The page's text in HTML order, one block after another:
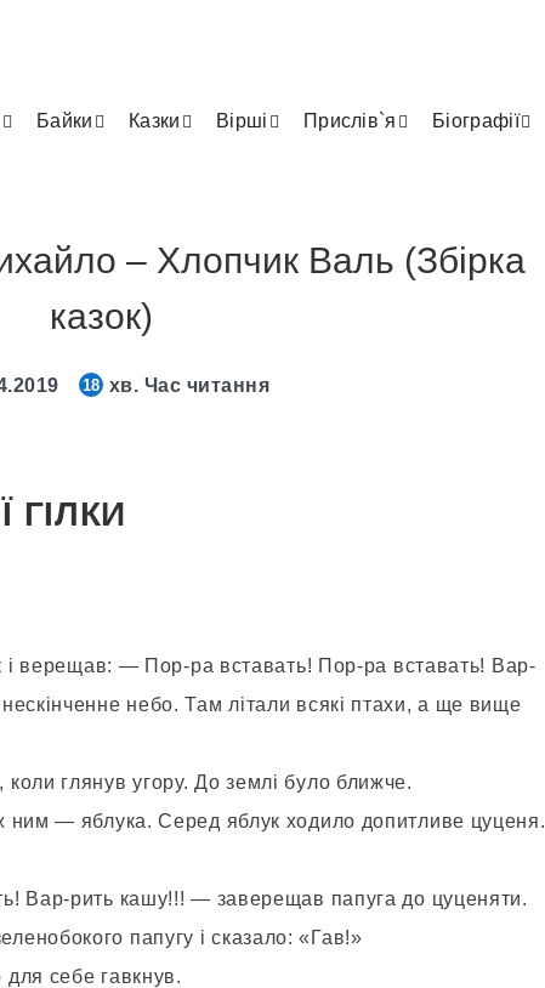
Байки Казки Вірші Прислів`я Біографії
– Хлопчик Валь (Збірка
казок)
18 хв. Час читання
ГІЛКИ
і верещав: — Пор-ра вставать! Пор-ра вставать! Вар-
небо. Там літали всякі птахи, а ще вище
глянув угору. До землі було ближче.
ним — яблука. Серед яблук ходило допитливе цуценя.
Вар-рить кашу!!! — заверещав папуга до цуценяти.
папугу і сказало: «Гав!»
себе гавкнув.